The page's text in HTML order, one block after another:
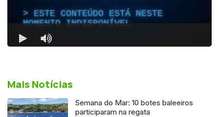
Mais Notícias
Semana do Mar: 10 botes baleeiros
participaram na regata